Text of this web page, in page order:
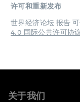
许可和重新发布
世界经济论坛 报告
4.0 国际公共许可协
关于我们